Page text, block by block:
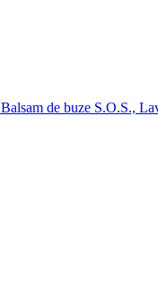
Balsam de buze S.O.S.,